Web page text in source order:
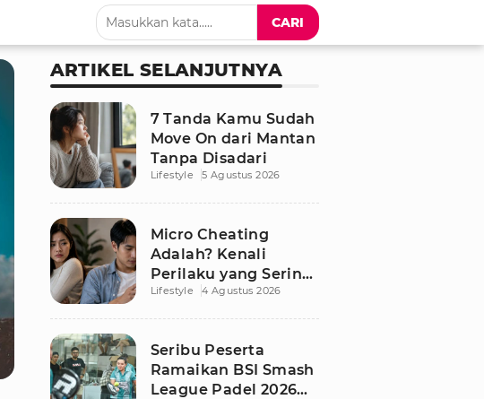
CARI
ARTIKEL SELANJUTNYA
7 Tanda Kamu Sudah
Move On dari Mantan
Tanpa Disadari
Lifestyle 5 Agustus 2026
Micro Cheating
Adalah? Kenali
Perilaku yang Sering
Tak Disadari dalam
Lifestyle 4 Agustus 2026
Seribu Peserta
Ramaikan BSI Smash
League Padel 2026